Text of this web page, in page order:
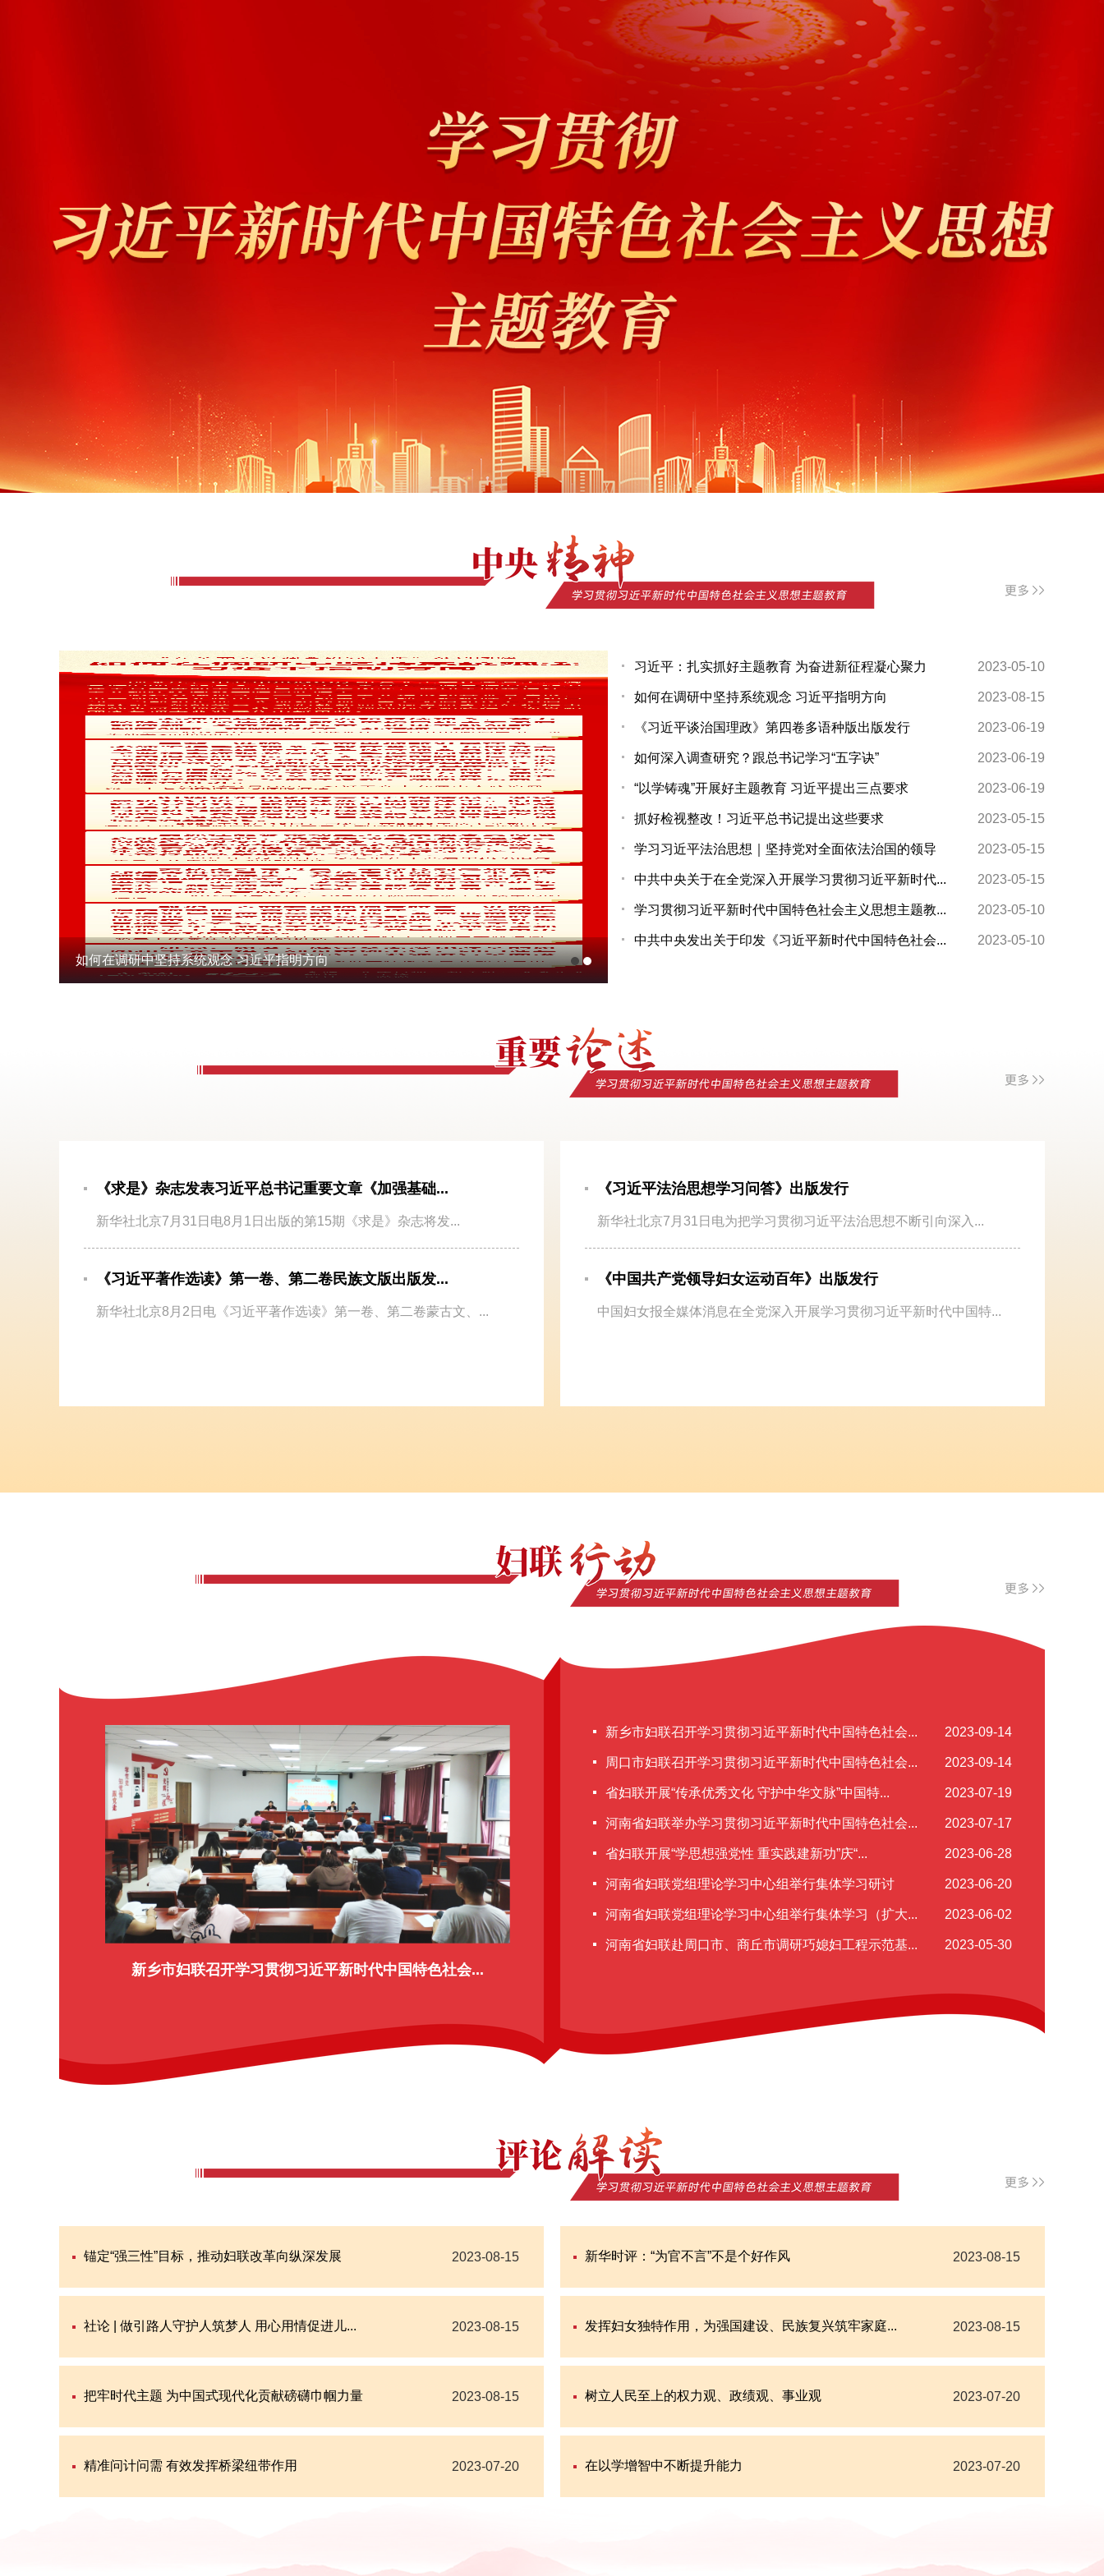
如何在调研中坚持系统观念 习近平指明方向
习近平：扎实抓好主题教育 为奋进新征程凝心聚力 2023-05-10
如何在调研中坚持系统观念 习近平指明方向 2023-08-15
《习近平谈治国理政》第四卷多语种版出版发行 2023-06-19
如何深入调查研究？跟总书记学习“五字诀” 2023-06-19
“以学铸魂”开展好主题教育 习近平提出三点要求 2023-06-19
抓好检视整改！习近平总书记提出这些要求 2023-05-15
学习习近平法治思想｜坚持党对全面依法治国的领导 2023-05-15
中共中央关于在全党深入开展学习贯彻习近平新时代... 2023-05-15
学习贯彻习近平新时代中国特色社会主义思想主题教... 2023-05-10
中共中央发出关于印发《习近平新时代中国特色社会... 2023-05-10
《求是》杂志发表习近平总书记重要文章《加强基础...
新华社北京7月31日电8月1日出版的第15期《求是》杂志将发...
《习近平著作选读》第一卷、第二卷民族文版出版发...
新华社北京8月2日电《习近平著作选读》第一卷、第二卷蒙古文、...
《习近平法治思想学习问答》出版发行
新华社北京7月31日电为把学习贯彻习近平法治思想不断引向深入...
《中国共产党领导妇女运动百年》出版发行
中国妇女报全媒体消息在全党深入开展学习贯彻习近平新时代中国特...
新乡市妇联召开学习贯彻习近平新时代中国特色社会...
新乡市妇联召开学习贯彻习近平新时代中国特色社会... 2023-09-14
周口市妇联召开学习贯彻习近平新时代中国特色社会... 2023-09-14
省妇联开展“传承优秀文化 守护中华文脉”中国特... 2023-07-19
河南省妇联举办学习贯彻习近平新时代中国特色社会... 2023-07-17
省妇联开展“学思想强党性 重实践建新功”庆“... 2023-06-28
河南省妇联党组理论学习中心组举行集体学习研讨 2023-06-20
河南省妇联党组理论学习中心组举行集体学习（扩大... 2023-06-02
河南省妇联赴周口市、商丘市调研巧媳妇工程示范基... 2023-05-30
锚定“强三性”目标，推动妇联改革向纵深发展 2023-08-15 新华时评：“为官不言”不是个好作风 2023-08-15
社论 | 做引路人守护人筑梦人 用心用情促进儿... 2023-08-15 发挥妇女独特作用，为强国建设、民族复兴筑牢家庭... 2023-08-15
把牢时代主题 为中国式现代化贡献磅礴巾帼力量 2023-08-15 树立人民至上的权力观、政绩观、事业观 2023-07-20
精准问计问需 有效发挥桥梁纽带作用 2023-07-20 在以学增智中不断提升能力 2023-07-20